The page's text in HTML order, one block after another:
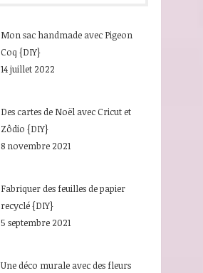
Mon sac handmade avec Pigeon
Coq {DIY}
14 juillet 2022
Des cartes de Noël avec Cricut et
Zôdio {DIY}
8 novembre 2021
Fabriquer des feuilles de papier
recyclé {DIY}
5 septembre 2021
Une déco murale avec des fleurs